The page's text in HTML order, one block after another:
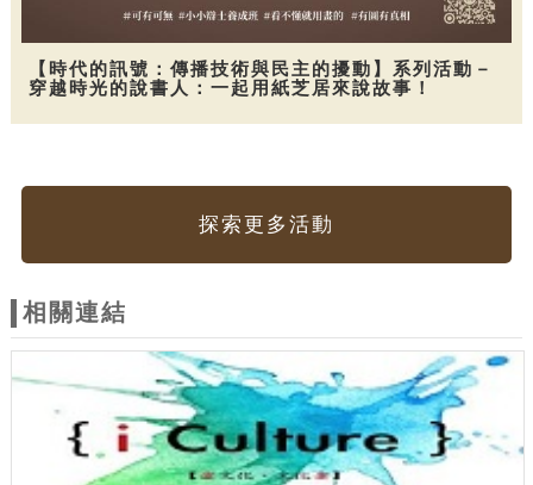
【時代的訊號：傳播技術與民主的擾動】系列活動－
穿越時光的說書人：一起用紙芝居來說故事！
探索更多活動
相關連結